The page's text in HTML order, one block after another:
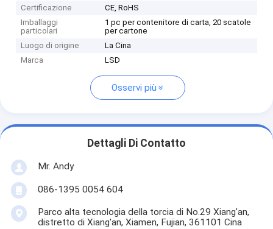
Certificazione
CE, RoHS
Imballaggi
particolari
1 pc per contenitore di carta, 20 scatole
per cartone
Luogo di origine
La Cina
Marca
LSD
Osservi più
Dettagli Di Contatto
Mr. Andy
086-1395 0054 604
Parco alta tecnologia della torcia di No.29 Xiang'an,
distretto di Xiang'an, Xiamen, Fujian, 361101 Cina